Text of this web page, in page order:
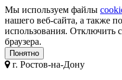
Мы используем файлы
нашего веб-сайта, а также
использования. Отключить
браузера.
Понятно
г. Ростов-на-Дону